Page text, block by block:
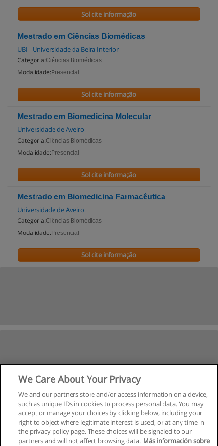
Solicite informação
Mestrado em Ciências Biomédicas
UBI - Universidade da Beira Interior
Categoria:Ciências Biomédicas
Modalidade: Presencial
Solicite informação
Mestrado em Biomedicina Molecular
Universidade de Aveiro
Categoria:Ciências Biomédicas
Modalidade: Presencial
Solicite informação
Mestrado em Biomedicina Farmacêutica
Universidade de Aveiro
Categoria:Ciências Biomédicas
Modalidade: Presencial
Solicite informação
We Care About Your Privacy
We and our partners store and/or access information on a device,
such as unique IDs in cookies to process personal data. You may
accept or manage your choices by clicking below, including your
right to object where legitimate interest is used, or at any time in
the privacy policy page. These choices will be signaled to our
partners and will not affect browsing data. Más información sobre